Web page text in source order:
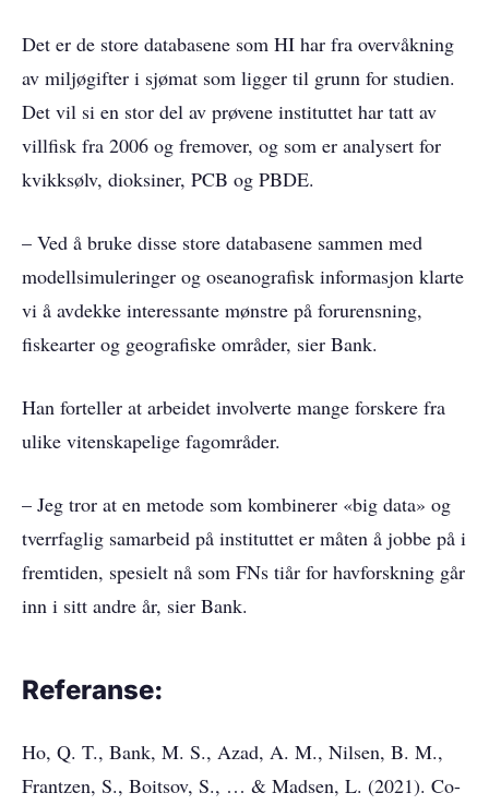
Det er de store databasene som HI har fra overvåkning
av miljøgifter i sjømat som ligger til grunn for studien.
Det vil si en stor del av prøvene instituttet har tatt av
villfisk fra 2006 og fremover, og som er analysert for
kvikksølv, dioksiner, PCB og PBDE.
– Ved å bruke disse store databasene sammen med
modellsimuleringer og oseanografisk informasjon klarte
vi å avdekke interessante mønstre på forurensning,
fiskearter og geografiske områder, sier Bank.
Han forteller at arbeidet involverte mange forskere fra
ulike vitenskapelige fagområder.
– Jeg tror at en metode som kombinerer «big data» og
tverrfaglig samarbeid på instituttet er måten å jobbe på i
fremtiden, spesielt nå som FNs tiår for havforskning går
inn i sitt andre år, sier Bank.
Referanse:
Ho, Q. T., Bank, M. S., Azad, A. M., Nilsen, B. M.,
Frantzen, S., Boitsov, S., … & Madsen, L. (2021). Co-